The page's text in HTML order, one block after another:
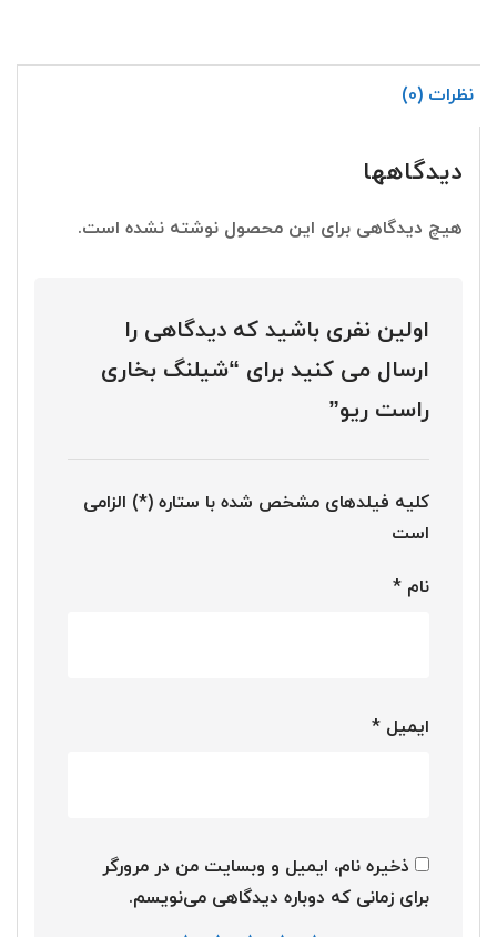
نظرات (0)
دیدگاهها
هیچ دیدگاهی برای این محصول نوشته نشده است.
اولین نفری باشید که دیدگاهی را
ارسال می کنید برای “شیلنگ بخاری
راست ریو”
کلیه فیلدهای مشخص شده با ستاره (*) الزامی
است
نام *
ایمیل *
ذخیره نام، ایمیل و وبسایت من در مرورگر
برای زمانی که دوباره دیدگاهی می‌نویسم.